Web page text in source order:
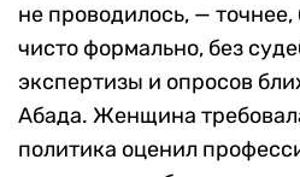
не проводилось, —
чисто формально, без
экспертизы и опросов
Абада. Женщина
политика оценил